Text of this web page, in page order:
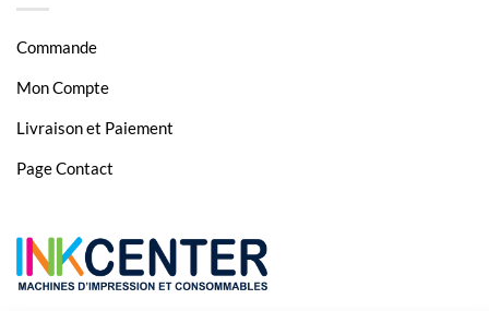
Commande
Mon Compte
Livraison et Paiement
Page Contact